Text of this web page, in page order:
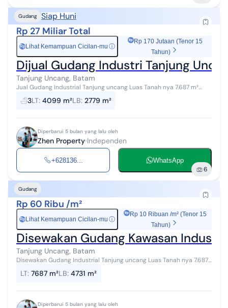
Gudang Siap Huni
Rp 27 Miliar Total
Rp Lihat Kemampuan Cicilan-mu ⓘ
Rp 170 Jutaan (Tenor 15
Tahun)
Dijual Gudang Industri Tanjung
Tanjung Uncang, Batam
Jual Gudang Industrial Tanjung uncang Luas Tanah nya 7.687 m²
Luas Bangunan 4.731 m²
3LT: 4099 m²LB: 2779 m²
Diperbarui 5 bulan yang lalu oleh
Zhen Property Independen
+628136... WhatsApp
6
Gudang
Rp 60 Ribu /m²
Rp Lihat Kemampuan Cicilan-mu ⓘ
Rp 10 Ribuan /m² (Tenor 15
Tahun)
Disewakan Gudang Kawasan
Tanjung Uncang, Batam
Disewakan Gudang Industrial Tanjung uncang Luas Tanah nya 7.687
pajak sewa)
LT: 7687 m²LB: 4731 m²
Diperbarui 5 bulan yang lalu oleh